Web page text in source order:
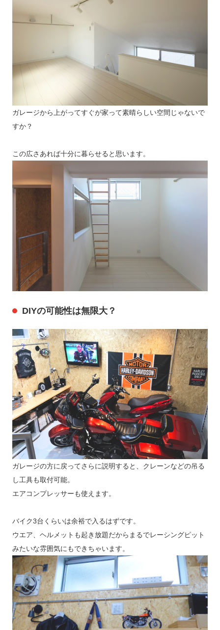
ガレージから上がってすぐが家って素晴らしい空間じゃないで
すか？
この広さあれば十分に暮らせると思います。
DIYの可能性は無限大？
ガレージの方に戻ってさらに説明すると、クレーンなどの吊る
し工具も取付可能。
エアコンプレッサーも使えます。
バイク3台くらいは余裕で入るはずです。
ウエア、ヘルメットも起き放題だからまるでレーシングピット
みたいな雰囲気にもできちゃいます。